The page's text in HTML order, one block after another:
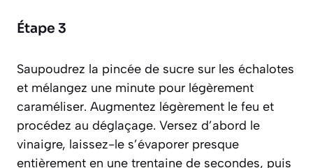
Étape 3
Saupoudrez la pincée de sucre sur les échalotes
et mélangez une minute pour légèrement
caraméliser. Augmentez légèrement le feu et
procédez au déglaçage. Versez d’abord le
vinaigre, laissez-le s’évaporer presque
entièrement en une trentaine de secondes, puis